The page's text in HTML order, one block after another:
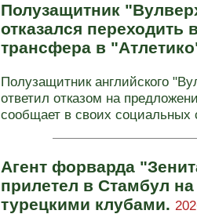
Полузащитник
отказался переходить
трансфера в
Полузащитник английского
ответил отказом на
сообщает в своих социальных
Агент форварда
прилетел в Стамбул
турецкими клубами.